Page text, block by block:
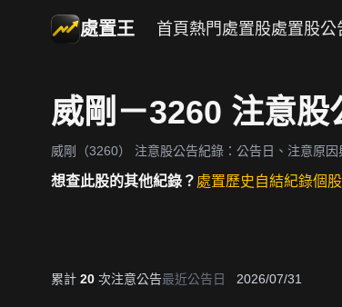
處置王 首頁 熱門處置股處置股公
威剛－3260 注意股
威剛（3260） 注意股公告紀錄：公告日、注意原
想查此股的其他紀錄？ 處置歷史自結紀錄個
累計 20 次注意公告最近公告日 2026/07/31